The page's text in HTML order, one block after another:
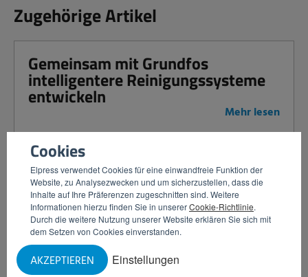
Cookies
Elpress verwendet Cookies für eine einwandfreie Funktion der
Website, zu Analysezwecken und um sicherzustellen, dass die
Inhalte auf Ihre Präferenzen zugeschnitten sind. Weitere
Informationen hierzu finden Sie in unsererCookie-Richtlinie.
Durch die weitere Nutzung unserer Website erklären Sie sich mit
dem Setzen von Cookies einverstanden.
Einstellungen
AKZEPTIEREN
Zugehörige Artikel
Gemeinsam mit Grundfos
intelligentere Reinigungssysteme
entwickeln
Mehr lesen
Machen Sie den Schritt zur
intelligenten Reinigung: Steigern
Sie Kontrolle und Effizienz mit
intelligenten Satelliten.